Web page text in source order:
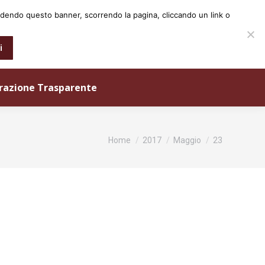
Trasparente
Tu sei qui:
Home 2017 Maggio 23
questo banner, scorrendo la pagina, cliccando un link o